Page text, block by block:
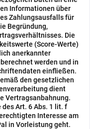
Informationen über
Zahlungsausfalls für
Begründung,
Die
(Score-Werte)
anerkannter
werden und in
einfließen.
den gesetzlichen
dient
Vertragsanbahnung.
Art. 6 Abs. 1 lit. f
Interesse am
in Vorleistung geht.